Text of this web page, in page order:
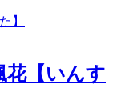
花【いんす